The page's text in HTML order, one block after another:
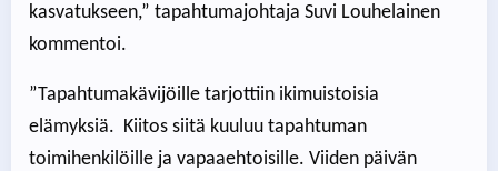
kasvatukseen,” tapahtumajohtaja Suvi Louhelainen
kommentoi.
”Tapahtumakävijöille tarjottiin ikimuistoisia
elämyksiä. Kiitos siitä kuuluu tapahtuman
toimihenkilöille ja vapaaehtoisille. Viiden päivän